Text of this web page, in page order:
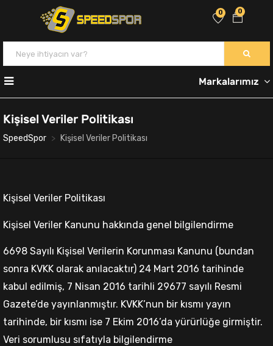
0
0
Markalarımız
Kişisel Veriler Politikası
SpeedSpor Kişisel Veriler Politikası
Kişisel Veriler Politikası
Kişisel Veriler Kanunu hakkında genel bilgilendirme
6698 Sayılı Kişisel Verilerin Korunması Kanunu (bundan
sonra KVKK olarak anılacaktır) 24 Mart 2016 tarihinde
kabul edilmiş, 7 Nisan 2016 tarihli 29677 sayılı Resmi
Gazete’de yayınlanmıştır. KVKK’nun bir kısmı yayın
tarihinde, bir kısmı ise 7 Ekim 2016’da yürürlüğe girmiştir.
Veri sorumlusu sıfatıyla bilgilendirme